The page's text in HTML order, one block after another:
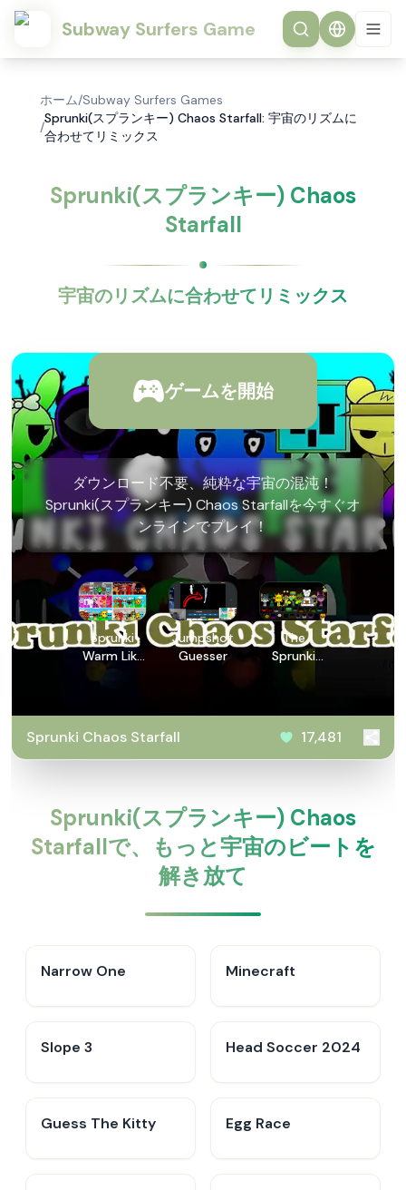
Subway Surfers Game
ホーム/Subway Surfers Games
/
Sprunki(スプランキー) Chaos Starfall: 宇宙のリズムに
合わせてリミックス
Sprunki(スプランキー) Chaos
Starfall
宇宙のリズムに合わせてリミックス
ゲームを開始
ダウンロード不要、純粋な宇宙の混沌！
Sprunki(スプランキー) Chaos Starfallを今すぐオ
ンラインでプレイ！
Sprunki
Warm Like
Fire 2.0
Jumpshot
Guesser
The
Sprunki
Sprunki Chaos Starfall 17,481
Sprunki(スプランキー) Chaos
Starfallで、もっと宇宙のビートを
解き放て
Narrow One Minecraft
Slope 3 Head Soccer 2024
Guess The Kitty Egg Race